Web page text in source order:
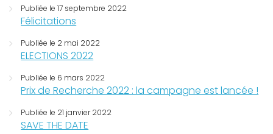
Publiée le 17 septembre 2022
Félicitations
Publiée le 2 mai 2022
ELECTIONS 2022
Publiée le 6 mars 2022
Prix de Recherche 2022 : la campagne est lancée !
Publiée le 21 janvier 2022
SAVE THE DATE